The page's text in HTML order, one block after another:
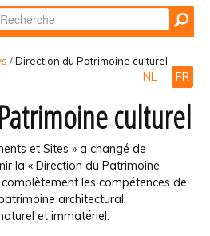
par
avancée…
/Direction du Patrimoine culturel
NL FR
culturel
et Sites » a changé de
la « Direction du Patrimoine
les compétences de
architectural,
et immatériel.